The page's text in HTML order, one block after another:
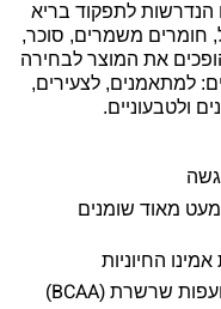
הנדרשות לתפקוד בריא
חומרים משמרים, סוכר,
את המוצר לבחירה
למתאמנים, לצעירים,
ולטבעוניים.
מעט מאוד שומנים
החיוניות
שרשרת (BCAA
)